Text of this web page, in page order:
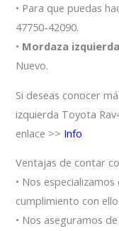
• Para que puedas
47750-42090.
• Mordaza
Nuevo.
Si deseas conocer
izquierda Toyota
enlace >> Info
Ventajas de contar
• Nos
cumplimiento con
• Nos aseguramos